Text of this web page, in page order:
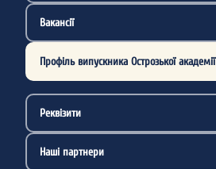
Вакансії
Профіль випускника Острозької академії
Реквізити
Наші партнери